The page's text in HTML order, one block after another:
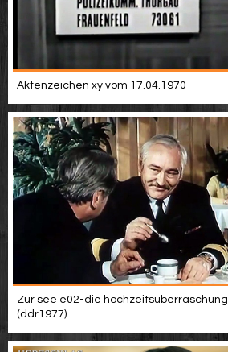
Aktenzeichen xy vom 17.04.1970
Zur see e02-die hochzeitsüberraschung
(ddr1977)